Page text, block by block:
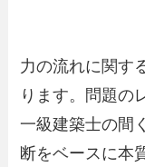
力の流れに関す
ります。問題の
一級建築士の間
断をベースに本